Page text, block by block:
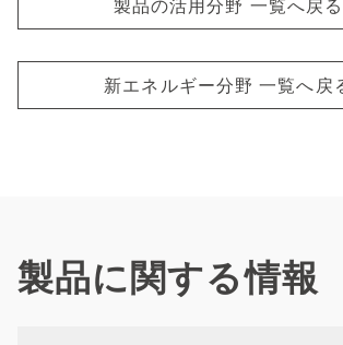
製品の活用分野 一覧へ戻る
新エネルギー分野 一覧へ戻
製品に関する情報